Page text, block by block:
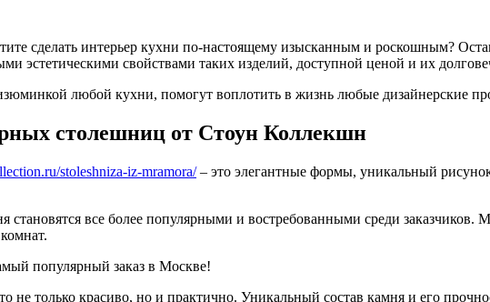
сделать интерьер кухни по-настоящему изысканным и роскошным?
эстетическими свойствами таких изделий, доступной ценой и их
любой кухни, помогут воплотить в жизнь любые дизайнерские
столешниц от Стоун Коллекшн
stoleshniza-iz-mramora/– это элегантные формы, уникальный
все более популярными и востребованными среди заказчиков.
популярный заказ в Москве!
только красиво, но и практично. Уникальный состав камня и его